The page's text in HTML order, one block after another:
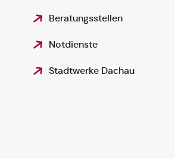
Beratungsstellen
Notdienste
Stadtwerke Dachau